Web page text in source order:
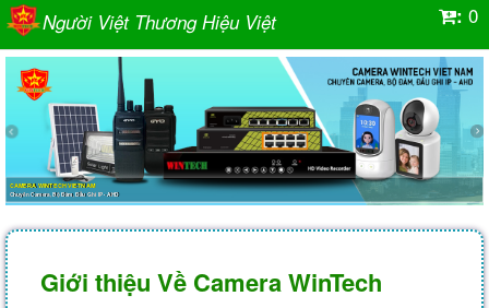
Người Việt Thương Hiệu Việt : 0
CAMERA WINTECH VIETNAM
Chuyên Camera, Bộ Đàm, Đầu Ghi IP - AHD
Giới thiệu Về Camera WinTech